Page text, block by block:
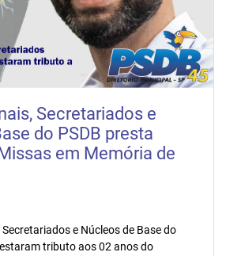
Secretariados e
do PSDB presta
em Memória de
e Núcleos de Base do
tributo aos 02 anos do